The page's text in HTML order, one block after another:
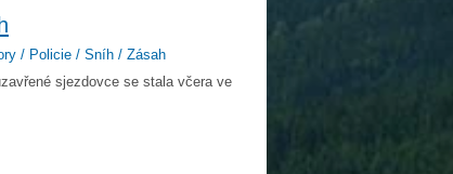
/ Policie / Sníh / Zásah
sjezdovce se stala včera ve